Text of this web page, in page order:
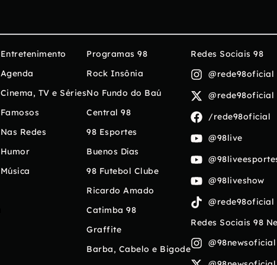
Entretenimento
Agenda
Cinema, TV e Séries
Famosos
Nas Redes
Humor
Música
Programas 98
Rock Insônia
No Fundo do Baú
Central 98
98 Esportes
Buenos Días
98 Futebol Clube
Ricardo Amado
Catimba 98
Graffite
Barba, Cabelo e Bigode
Redes Sociais 98
@rede98oficial
@rede98oficial
/rede98oficial
@98live
@98liveshow
@rede98oficial
Redes Sociais 98
@98newsoficial